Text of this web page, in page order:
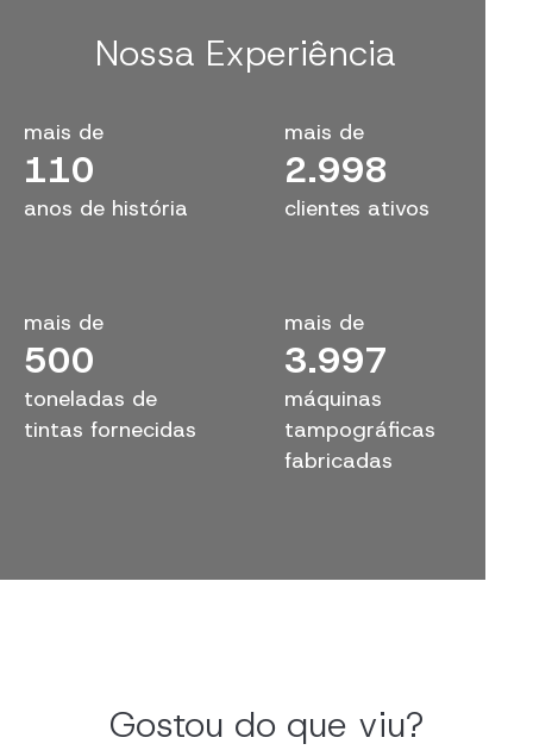
Nossa Experiência
mais de
110
anos de história
mais de
3.000
clientes ativos
mais de
500
toneladas de
tintas fornecidas
mais de
4.000
máquinas
tampográficas
fabricadas
Gostou do que viu?